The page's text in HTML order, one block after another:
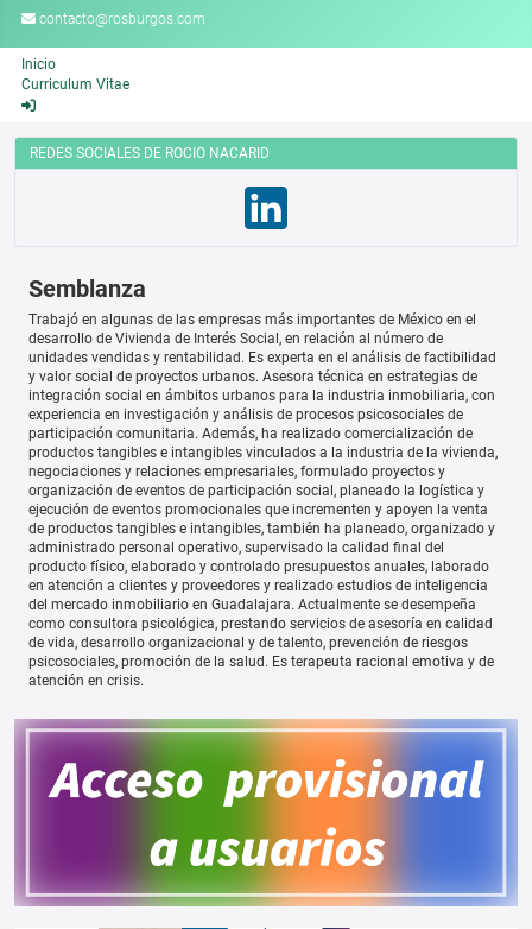
contacto@rosburgos.com
Inicio
Curriculum Vitae
REDES SOCIALES DE ROCIO NACARID
Semblanza
Trabajó en algunas de las empresas más importantes de México en el
desarrollo de Vivienda de Interés Social, en relación al número de
unidades vendidas y rentabilidad. Es experta en el análisis de factibilidad
y valor social de proyectos urbanos. Asesora técnica en estrategias de
integración social en ámbitos urbanos para la industria inmobiliaria, con
experiencia en investigación y análisis de procesos psicosociales de
participación comunitaria. Además, ha realizado comercialización de
productos tangibles e intangibles vinculados a la industria de la vivienda,
negociaciones y relaciones empresariales, formulado proyectos y
organización de eventos de participación social, planeado la logística y
ejecución de eventos promocionales que incrementen y apoyen la venta
de productos tangibles e intangibles, también ha planeado, organizado y
administrado personal operativo, supervisado la calidad final del
producto físico, elaborado y controlado presupuestos anuales, laborado
en atención a clientes y proveedores y realizado estudios de inteligencia
del mercado inmobiliario en Guadalajara. Actualmente se desempeña
como consultora psicológica, prestando servicios de asesoría en calidad
de vida, desarrollo organizacional y de talento, prevención de riesgos
psicosociales, promoción de la salud. Es terapeuta racional emotiva y de
atención en crisis.